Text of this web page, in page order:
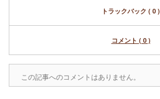
トラックバック ( 0 )
コメント ( 0 )
この記事へのコメントはありません。